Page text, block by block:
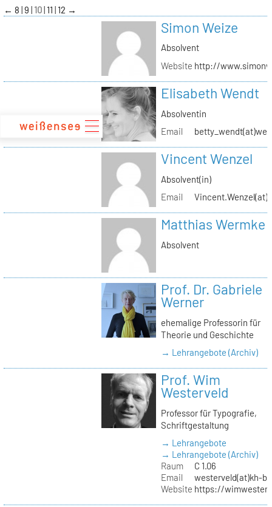
zum
Inhalt
← 8 9 10 11 12 →
Simon Weize
Absolvent
Website http://
Elisabeth Wendt
Absolventin
Email
Vincent Wenzel
Absolvent(in)
Email
Matthias Wermke
Absolvent
Prof. Dr. Gabriele
Werner
ehemalige Professorin für
Theorie und Geschichte
→ Lehrangebote (Archiv)
Prof. Wim
Westerveld
Professor für Typografie,
Schriftgestaltung
→ Lehrangebote
→ Lehrangebote (Archiv)
Raum
C 1.06
Email
westerveld(at)kh-
Website https://